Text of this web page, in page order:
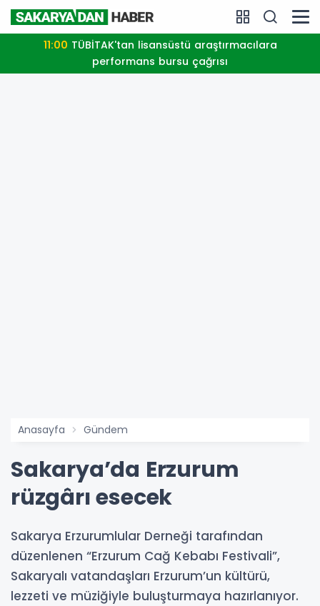
11:00
performans bursu çağrısı
Anasayfa Gündem
Sakarya’da Erzurum
rüzgârı esecek
Sakarya Erzurumlular Derneği tarafından
düzenlenen “Erzurum Cağ Kebabı Festivali”,
Sakaryalı vatandaşları Erzurum’un kültürü,
lezzeti ve müziğiyle buluşturmaya hazırlanıyor.